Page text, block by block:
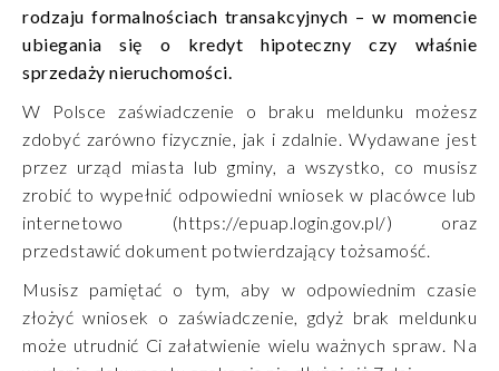
rodzaju formalnościach transakcyjnych – w momencie
ubiegania się o kredyt hipoteczny czy właśnie
sprzedaży nieruchomości.
W Polsce zaświadczenie o braku meldunku możesz
zdobyć zarówno fizycznie, jak i zdalnie. Wydawane jest
przez urząd miasta lub gminy, a wszystko, co musisz
zrobić to wypełnić odpowiedni wniosek w placówce lub
internetowo (https://epuap.login.gov.pl/) oraz
przedstawić dokument potwierdzający tożsamość.
Musisz pamiętać o tym, aby w odpowiednim czasie
złożyć wniosek o zaświadczenie, gdyż brak meldunku
może utrudnić Ci załatwienie wielu ważnych spraw. Na